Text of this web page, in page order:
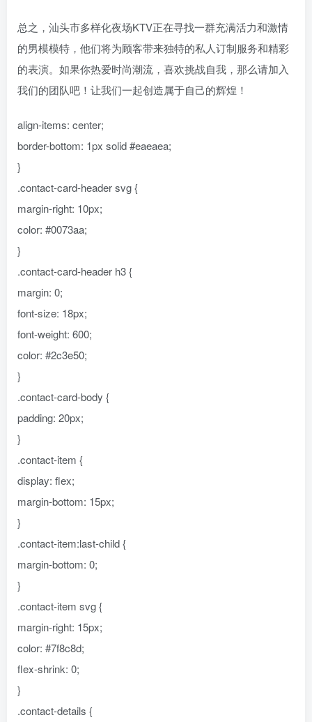
总之，汕头市多样化夜场KTV正在寻找一群充满活力和激情
的男模模特，他们将为顾客带来独特的私人订制服务和精彩
的表演。如果你热爱时尚潮流，喜欢挑战自我，那么请加入
我们的团队吧！让我们一起创造属于自己的辉煌！
align-items: center;
border-bottom: 1px solid #eaeaea;
}
.contact-card-header svg {
margin-right: 10px;
color: #0073aa;
}
.contact-card-header h3 {
margin: 0;
font-size: 18px;
font-weight: 600;
color: #2c3e50;
}
.contact-card-body {
padding: 20px;
}
.contact-item {
display: flex;
margin-bottom: 15px;
}
.contact-item:last-child {
margin-bottom: 0;
}
.contact-item svg {
margin-right: 15px;
color: #7f8c8d;
flex-shrink: 0;
}
.contact-details {